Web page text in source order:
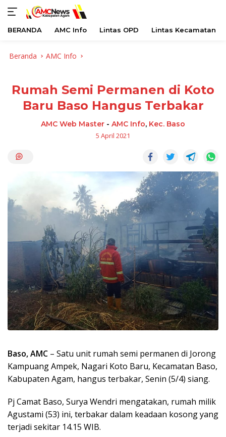
BERANDA AMC Info Lintas OPD Lintas Kecamatan
Beranda AMC Info
Rumah Semi Permanen di Koto
Baru Baso Hangus Terbakar
AMC Web Master - AMC Info, Kec. Baso
5 April 2021
Baso, AMC – Satu unit rumah semi permanen di Jorong
Kampuang Ampek, Nagari Koto Baru, Kecamatan Baso,
Kabupaten Agam, hangus terbakar, Senin (5/4) siang.
Pj Camat Baso, Surya Wendri mengatakan, rumah milik
Agustami (53) ini, terbakar dalam keadaan kosong yang
terjadi sekitar 14.15 WIB.